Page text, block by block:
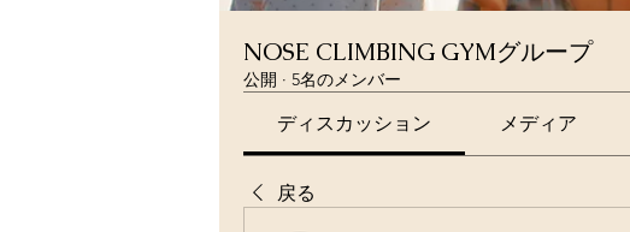
NOSE CLIMBING GYMグループ
公開 · 5名のメンバー
ディスカッション メディア
戻る